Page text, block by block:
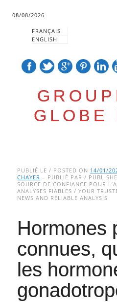
08/08/2026
FRANÇAIS
ENGLISH
GLOBE
Main menu
to
content
PUBLIÉ LE / POSTED ON 14/01/
CHAYER – PUBLIÉ PAR /
SOURCE DE CONFIANCE POUR
ANALYSES FIABLES / YOUR
NEWS AND RELIABLE ANALYSIS
Hormones
connues,
les